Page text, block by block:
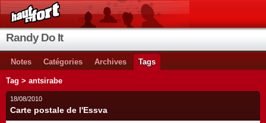
Randy Do It
Notes Catégories Archives Tags
Tag > antsirabe
18/08/2010
Carte postale de l'Essva